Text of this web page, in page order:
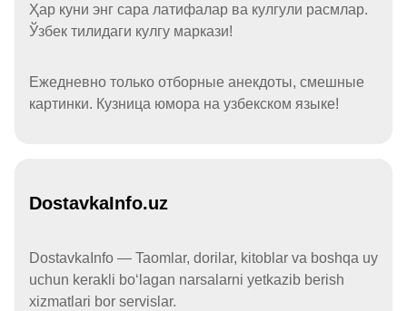
Ҳар куни энг сара латифалар ва кулгули расмлар.
Ўзбек тилидаги кулгу маркази!
Ежедневно только отборные анекдоты, смешные
картинки. Кузница юмора на узбекском языке!
DostavkaInfo.uz
DostavkaInfo — Taomlar, dorilar, kitoblar va boshqa uy
uchun kerakli boʻlagan narsalarni yetkazib berish
xizmatlari bor servislar.